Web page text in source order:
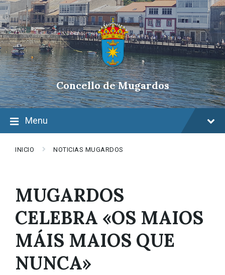
Skip
to
content
Skip
to
main
navigation
Skip
to
footer
Concello de Mugardos
Menu
INICIO NOTICIAS MUGARDOS
MUGARDOS
CELEBRA «OS MAIOS
MÁIS MAIOS QUE
NUNCA»